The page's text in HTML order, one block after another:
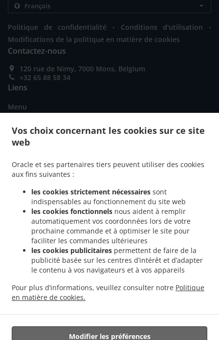
Vos choix concernant les cookies sur ce site
web
Oracle et ses partenaires tiers peuvent utiliser des cookies
aux fins suivantes :
les cookies strictement nécessaires sont
indispensables au fonctionnement du site web
les cookies fonctionnels nous aident à remplir
automatiquement vos coordonnées lors de votre
prochaine commande et à optimiser le site pour
faciliter les commandes ultérieures
les cookies publicitaires permettent de faire de la
publicité basée sur les centres d’intérêt et d’adapter
le contenu à vos navigateurs et à vos appareils
Pour plus d’informations, veuillez consulter notre Politique
en matière de cookies.
Modifier les préférences
Politique de confidentialité . Conditions d'utilisation .
Modifications de la politique en matière de cookies
Contactez-nous
120 rue de Nimy, 7000 Mons, Belgium
+32 65 88 58 34
Liens
Menu
Contactez-nous
MOYENS DE PAIEMENT ACCEPTÉS
Sandwichs Service de livraison Mons Cuesmes . Sandwichs Service de livraison Mons
Sandwichs Service de livraison Mons Jemappes
Sandwichs Service de
livraison Mons Nimy . Sandwichs Service de livraison Mons . Sandwichs Service de
Service de livraison Bergen